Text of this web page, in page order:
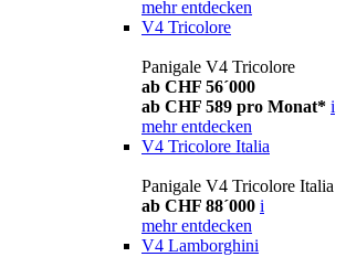
mehr entdecken
V4 Tricolore
Panigale V4 Tricolore
ab CHF 56´000
ab CHF 589 pro Monat* i
mehr entdecken
V4 Tricolore Italia
Panigale V4 Tricolore Italia
ab CHF 88´000 i
mehr entdecken
V4 Lamborghini